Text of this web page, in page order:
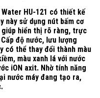
Water HU-121 có thiết kế
này sử dụng nút bấm cơ
giúp hiển thị rõ ràng, trực
độ nước, lưu lượng
có thể thay đổi thành màu
màu xanh lá với nước
iON axit. Nhờ tính năng
nước máy đang tạo ra,